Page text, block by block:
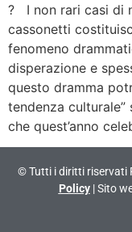
? I non rari casi di
cassonetti
fenomeno
disperazione e
questo dramma
tendenza
che quest’anno
© Tutti i diritti riservati
Policy| Sito